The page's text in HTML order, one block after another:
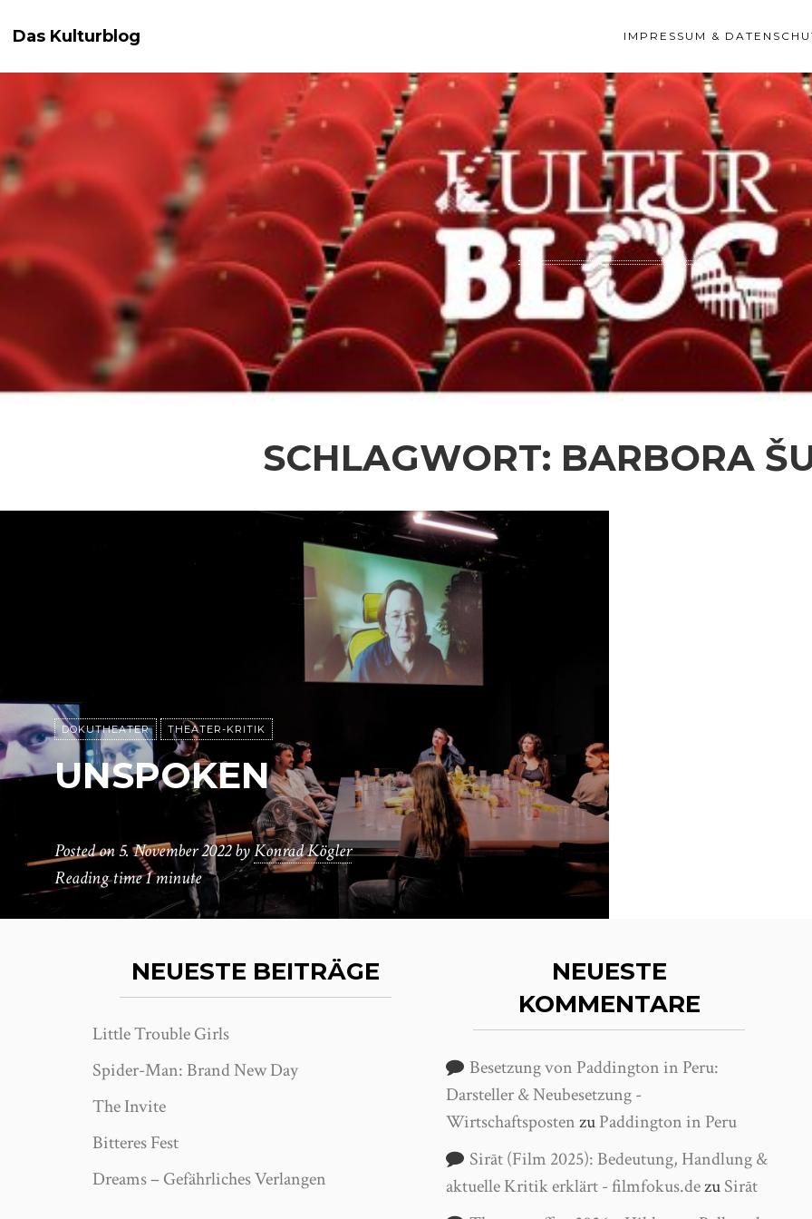
Das Kulturblog IMPRESSUM &
SCHLAGWORT: BARBORA
DOKUTHEATER THEATER-KRITIK
UNSPOKEN
Posted on5. November 2022byKonrad Kögler
Reading time1 minute
NEUESTE BEITRÄGE
Little Trouble Girls
Spider-Man: Brand New Day
The Invite
Bitteres Fest
Dreams – Gefährliches Verlangen
NEUESTE
KOMMENTARE
Besetzung von Paddington in Peru:
Darsteller & Neubesetzung -
WirtschaftspostenzuPaddington in Peru
Sirāt (Film 2025): Bedeutung, Handlung &
aktuelle Kritik erklärt - filmfokus.dezuSirāt